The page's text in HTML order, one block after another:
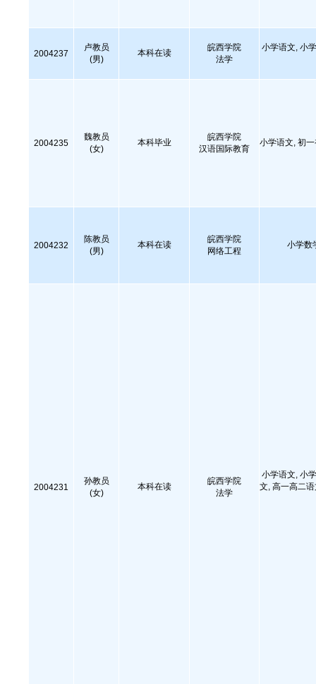
2004237
卢教员
(男)
本科在读
皖西学院
法学
小学语文, 小
2004235
魏教员
(女)
本科毕业
皖西学院
汉语国际教育
小学语文, 初
2004232
陈教员
(男)
本科在读
皖西学院
网络工程
小学数
2004231
孙教员
(女)
本科在读
皖西学院
法学
小学语文, 小
文, 高一高二